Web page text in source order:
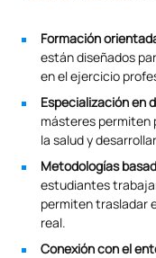
Formación
están diseñados
en el ejercicio
Especialización en
másteres permiten
la salud y
Metodologías
estudiantes
permiten trasladar
real.
Conexión con el